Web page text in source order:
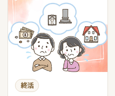
終活